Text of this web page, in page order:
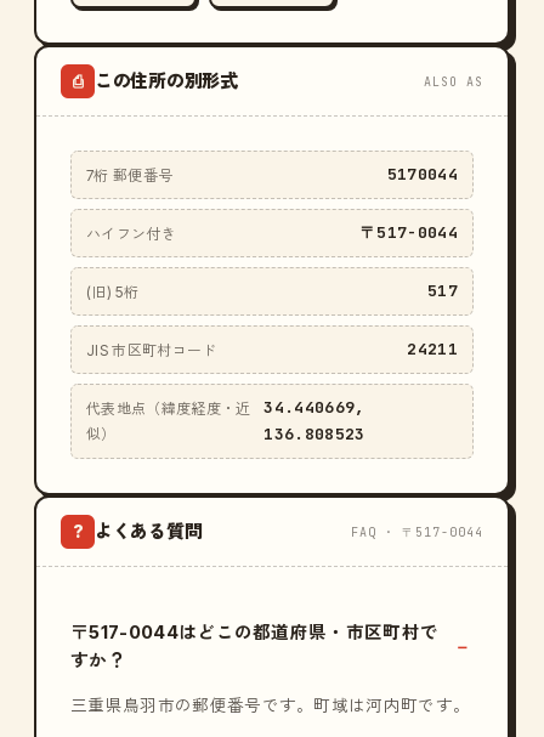
⎙ この住所の別形式 ALSO AS
7桁 郵便番号 5170044
ハイフン付き 〒517-0044
(旧) 5桁 517
JIS 市区町村コード 24211
代表地点（緯度経度・近
似）
34.440669,
136.808523
? よくある質問 FAQ · 〒517-0044
〒517-0044はどこの都道府県・市区町村で
すか？
三重県鳥羽市の郵便番号です。町域は河内町です。